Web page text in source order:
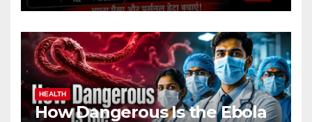
HEALTH
How Dangerous Is the Ebola